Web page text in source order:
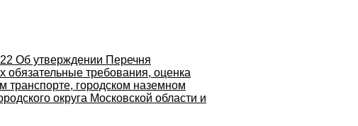
Об утверждении Перечня
обязательные требования, оценка
транспорте, городском наземном
округа Московской области и